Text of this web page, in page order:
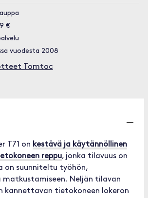
€
vuodesta 2008
Tomtoc
T71 on kestävä ja käytännöllinen
reppu, jonka tilavuus on
on suunniteltu työhön,
Neljän tilavan
kannettavan tietokoneen lokeron